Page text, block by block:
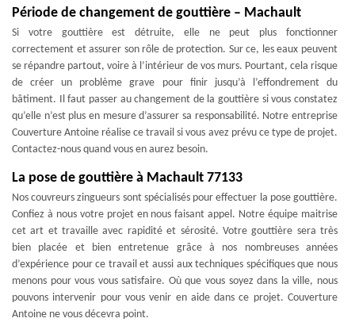
Période de changement de gouttière – Machault
Si votre gouttière est détruite, elle ne peut plus fonctionner
correctement et assurer son rôle de protection. Sur ce, les eaux peuvent
se répandre partout, voire à l’intérieur de vos murs. Pourtant, cela risque
de créer un problème grave pour finir jusqu’à l’effondrement du
bâtiment. Il faut passer au changement de la gouttière si vous constatez
qu’elle n’est plus en mesure d’assurer sa responsabilité. Notre entreprise
Couverture Antoine réalise ce travail si vous avez prévu ce type de projet.
Contactez-nous quand vous en aurez besoin.
La pose de gouttière à Machault 77133
Nos couvreurs zingueurs sont spécialisés pour effectuer la pose gouttière.
Confiez à nous votre projet en nous faisant appel. Notre équipe maitrise
cet art et travaille avec rapidité et sérosité. Votre gouttière sera très
bien placée et bien entretenue grâce à nos nombreuses années
d’expérience pour ce travail et aussi aux techniques spécifiques que nous
menons pour vous vous satisfaire. Où que vous soyez dans la ville, nous
pouvons intervenir pour vous venir en aide dans ce projet. Couverture
Antoine ne vous décevra point.